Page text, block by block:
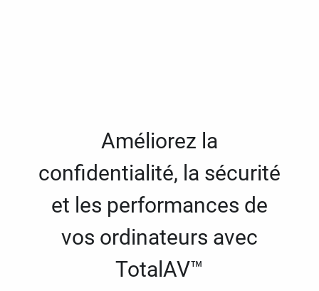
Améliorez la
confidentialité, la sécurité
et les performances de
vos ordinateurs avec
TotalAV™